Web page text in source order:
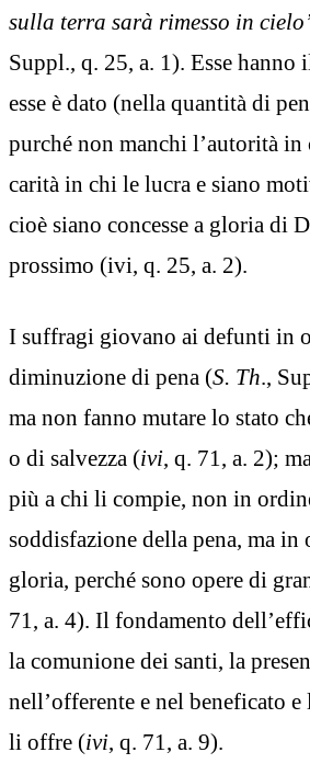
sulla terra sarà rimesso in
Suppl., q. 25, a. 1). Esse hanno
esse è dato (nella quantità di
purché non manchi l’autorità in
carità in chi le lucra e siano
cioè siano concesse a gloria di
prossimo (ivi, q. 25, a. 2).
I suffragi giovano ai defunti in
diminuzione di pena (S. Th.,
ma non fanno mutare lo stato
o di salvezza (ivi, q. 71, a. 2);
più a chi li compie, non in
soddisfazione della pena, ma
gloria, perché sono opere di
71, a. 4). Il fondamento
la comunione dei santi, la
nell’offerente e nel beneficato
li offre (ivi, q. 71, a. 9).